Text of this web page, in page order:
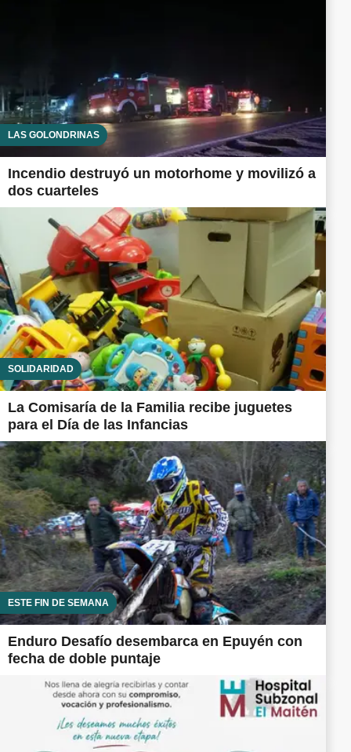
LAS GOLONDRINAS
Incendio destruyó un motorhome y movilizó a
dos cuarteles
SOLIDARIDAD
La Comisaría de la Familia recibe juguetes
para el Día de las Infancias
ESTE FIN DE SEMANA
Enduro Desafío desembarca en Epuyén con
fecha de doble puntaje